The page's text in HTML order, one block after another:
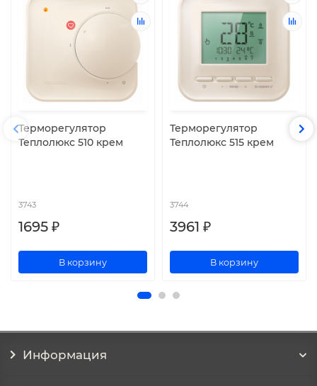
Терморегулятор
Теплолюкс 510 крем
3743
1695 ₽
В корзину
Терморегулятор
Теплолюкс 515 крем
3744
3961 ₽
В корзину
Информация